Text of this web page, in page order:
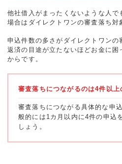
他社借入がまったくないような人で
場合はダイレクトワンの審査落ち対
申込件数の多さがダイレクトワンの
返済の目途が立たないほどお金に困
からです。
審査落ちにつながるのは4件以上
審査落ちにつながる具体的な申
般的には1カ月以内に4件の申込
しょう。